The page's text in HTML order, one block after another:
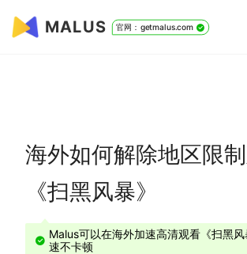
MALUS 官网：getmalus.com
海外如何解除地区限
《扫黑风暴》
Malus可以在海外加速高清观看《扫黑
速不卡顿